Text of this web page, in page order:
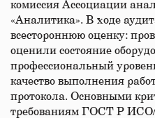
комиссия Ассоциации
«Аналитика». В ходе
всестороннюю оценку:
оценили состояние
профессиональный
качество выполнения
протокола. Основными
требованиям ГОСТ Р